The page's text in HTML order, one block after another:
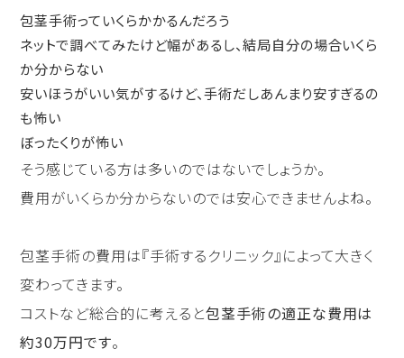
包茎手術っていくらかかるんだろう
ネットで調べてみたけど幅があるし、結局自分の場合いくら
か分からない
安いほうがいい気がするけど、手術だしあんまり安すぎるの
も怖い
ぼったくりが怖い
そう感じている方は多いのではないでしょうか。
費用がいくらか分からないのでは安心できませんよね。
包茎手術の費用は『手術するクリニック』によって大きく
変わってきます。
コストなど総合的に考えると包茎手術の適正な費用は
約30万円です。